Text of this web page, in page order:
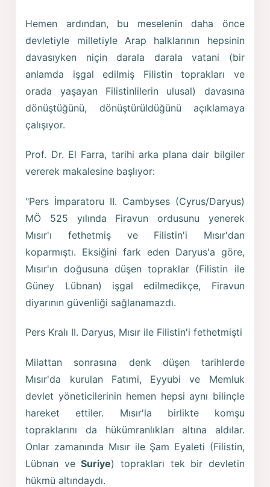
Hemen ardından, bu meselenin daha önce
devletiyle milletiyle Arap halklarının hepsinin
davasıyken niçin darala darala vatani (bir
anlamda işgal edilmiş Filistin toprakları ve
orada yaşayan Filistinlilerin ulusal) davasına
dönüştüğünü, dönüştürüldüğünü açıklamaya
çalışıyor.
Prof. Dr. El Farra, tarihi arka plana dair bilgiler
vererek makalesine başlıyor:
"Pers İmparatoru II. Cambyses (Cyrus/Daryus)
MÖ 525 yılında Firavun ordusunu yenerek
Mısır'ı fethetmiş ve Filistin'i Mısır'dan
koparmıştı. Eksiğini fark eden Daryus'a göre,
Mısır'ın doğusuna düşen topraklar (Filistin ile
Güney Lübnan) işgal edilmedikçe, Firavun
diyarının güvenliği sağlanamazdı.
Pers Kralı II. Daryus, Mısır ile Filistin'i fethetmişti
Milattan sonrasına denk düşen tarihlerde
Mısır'da kurulan Fatımi, Eyyubi ve Memluk
devlet yöneticilerinin hemen hepsi aynı bilinçle
hareket ettiler. Mısır'la birlikte komşu
topraklarını da hükümranlıkları altına aldılar.
Onlar zamanında Mısır ile Şam Eyaleti (Filistin,
Lübnan veSuriye) toprakları tek bir devletin
hükmü altındaydı.